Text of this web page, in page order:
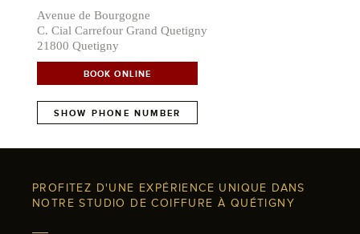
Avenue de Bourgogne
C. Cial Carrefour Grand Quetigny
21800 Quetigny
BOOK ONLINE
SHOW PHONE NUMBER
PROFITEZ D'UNE EXPÉRIENCE UNIQUE DANS
NOTRE STUDIO DE COIFFURE À QUÉTIGNY